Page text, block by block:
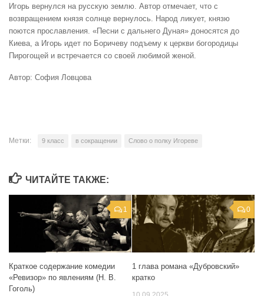
Игорь вернулся на русскую землю. Автор отмечает, что с
возвращением князя солнце вернулось. Народ ликует, князю
поются прославления. «Песни с дальнего Дуная» доносятся до
Киева, а Игорь идет по Боричеву подъему к церкви богородицы
Пирогощей и встречается со своей любимой женой.
Автор: София Ловцова
Метки: 9 класс в сокращении Слово о полку Игореве
ЧИТАЙТЕ ТАКЖЕ:
1
Краткое содержание комедии
«Ревизор» по явлениям (Н. В.
Гоголь)
0
1 глава романа «Дубровский»
кратко